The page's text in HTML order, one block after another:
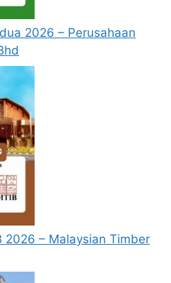
2026 – Perusahaan
2026 – Malaysian Timber